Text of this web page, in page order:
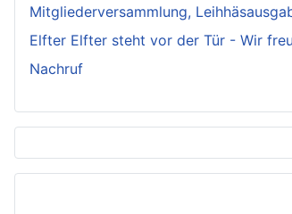
Mitgliederversammlung,
Elfter Elfter steht vor der Tür - Wir
Nachruf